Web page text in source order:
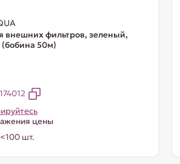
внешних фильтров, зеленый,
50м)
цены
шт.